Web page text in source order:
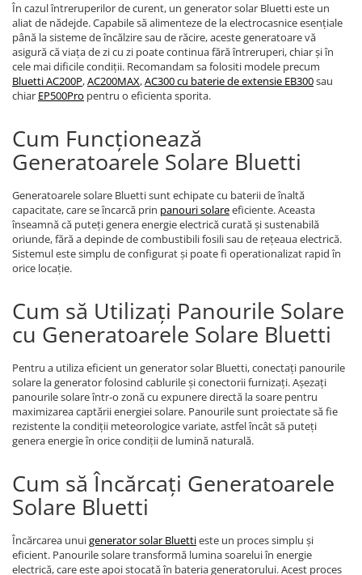
În cazul întreruperilor de curent, un generator solar Bluetti este un
aliat de nădejde. Capabile să alimenteze de la electrocasnice esențiale
până la sisteme de încălzire sau de răcire, aceste generatoare vă
asigură că viața de zi cu zi poate continua fără întreruperi, chiar și în
cele mai dificile condiții. Recomandam sa folositi modele precum
Bluetti AC200P,AC200MAX,AC300 cu baterie de extensie EB300sau
chiar EP500Pro pentru o eficienta sporita.
Cum Funcționează
Generatoarele Solare Bluetti
Generatoarele solare Bluetti sunt echipate cu baterii de înaltă
capacitate, care se încarcă prin panouri solareeficiente. Aceasta
înseamnă că puteți genera energie electrică curată și sustenabilă
oriunde, fără a depinde de combustibili fosili sau de rețeaua electrică.
Sistemul este simplu de configurat și poate fi operationalizat rapid în
orice locație.
Cum să Utilizați Panourile Solare
cu Generatoarele Solare Bluetti
Pentru a utiliza eficient un generator solar Bluetti, conectați panourile
solare la generator folosind cablurile și conectorii furnizați. Așezați
panourile solare într-o zonă cu expunere directă la soare pentru
maximizarea captării energiei solare. Panourile sunt proiectate să fie
rezistente la condiții meteorologice variate, astfel încât să puteți
genera energie în orice condiții de lumină naturală.
Cum să Încărcați Generatoarele
Solare Bluetti
Încărcarea unuigenerator solar Bluettieste un proces simplu și
eficient. Panourile solare transformă lumina soarelui în energie
electrică, care este apoi stocată în bateria generatorului. Acest proces